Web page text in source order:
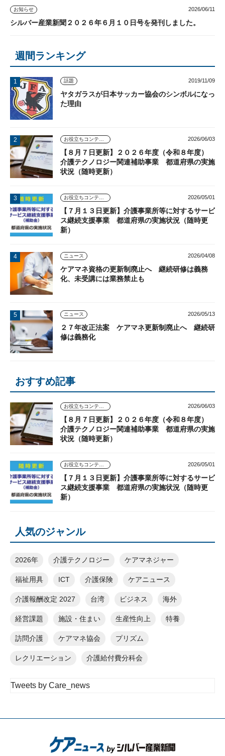
お知らせ 2026/06/11
シルバー産業新聞２０２６年６月１０日号を発刊しました。
週間ランキング
話題 2019/11/09
ヤタガラスが日本サッカー協会のシンボルになっ
た理由
2026/06/03
【８月７日更新】２０２６年度（令和８年度）
介護テクノロジー関連補助事業 都道府県の実施
状況（随時更新）
2026/05/01
【７月１３日更新】介護事業所等に対するサービ
ス継続支援事業 都道府県の実施状況（随時更
新）
ニュース 2026/04/08
ケアマネ資格の更新制廃止へ 継続研修は義務
化、未受講には業務禁止も
ニュース 2026/05/13
２７年改正法案 ケアマネ更新制廃止へ 継続研
修は義務化
おすすめ記事
2026/06/03
【８月７日更新】２０２６年度（令和８年度）
介護テクノロジー関連補助事業 都道府県の実施
状況（随時更新）
2026/05/01
【７月１３日更新】介護事業所等に対するサービ
ス継続支援事業 都道府県の実施状況（随時更
新）
人気のジャンル
2026年 介護テクノロジー ケアマネジャー
福祉用具 ICT 介護保険 ケアニュース
介護報酬改定 2027 台湾 ビジネス 海外
経営課題 施設・住まい 生産性向上 特養
訪問介護 ケアマネ協会 プリズム
レクリエーション 介護給付費分科会
Tweets by Care_news